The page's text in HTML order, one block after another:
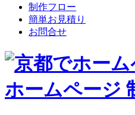
制作フロー
簡単お見積り
お問合せ